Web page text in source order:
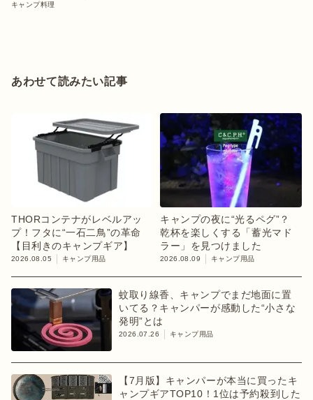
キャンプ料理
あわせて読みたい記事
THORコンテナがレベルアッ
プ！フタに“一石二鳥”の革命
【目利きのキャンプギア】
2026.08.05 キャンプ用品
キャンプの夜に“光るペグ”？
乾杯を楽しくする「蓄光マド
ラー」を見つけました
2026.08.09 キャンプ用品
蚊取り線香、キャンプでまだ地面に置
いてる？キャンパーが感動した“小さな
発明”とは
2026.07.26 キャンプ用品
【7月版】キャンパーが本当に買ったキ
ャンプギアTOP10！1位は予約殺到した